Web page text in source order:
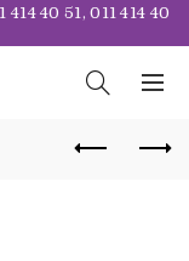
414 40 51,011 414 40